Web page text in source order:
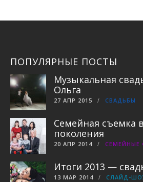
ПОПУЛЯРНЫЕ ПОСТЫ
Музыкальная
Ольга
27 АПР 2015 СВАДЬБЫ
Семейная съемка
поколения
20 АПР 2014 СЕМЕЙНЫЕ
Итоги 2013 —
13 МАР 2014 СЛАЙД-